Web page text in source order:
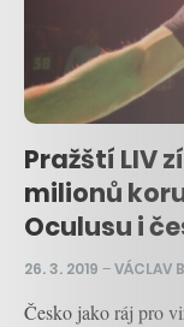
Pražští LIV
milionů
Oculusu i
26. 3. 2019 –VÁCLAV
Česko jako ráj pro